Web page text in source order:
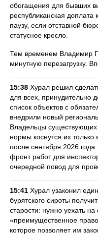
обогащения для бывших
республиканская доплата
паузу, если отставной
статусное кресло.
Тем временем Владимир
минутную перезагрузку.
15:38 Хурал решил
для всех, принудительно
список объектов с
внедрили новый
Владельцы существующих
нормы коснутся их только
после сентября 2026
фронт работ для
очередной повод для
15:41 Хурал узаконил
бурятского сироты
старости: нужно уехать
«преимущественное
которое позволяет им